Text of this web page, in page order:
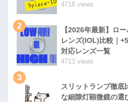
4718 views
2
【2026年最新】ロ
レンズ(IOL)比較｜
対応レンズ一覧
4713 views
3
スリットランプ徹底
な細隙灯顕微鏡の選